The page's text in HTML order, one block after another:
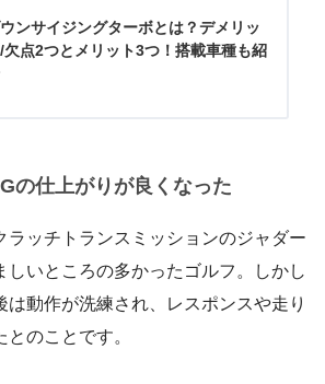
ンサイジングターボとは？デメリッ
/欠点2つとメリット3つ！搭載車種も紹
の仕上がりが良くなった
ラッチトランスミッションのジャダー
しいところの多かったゴルフ。しかし
は動作が洗練され、レスポンスや走り
のことです。